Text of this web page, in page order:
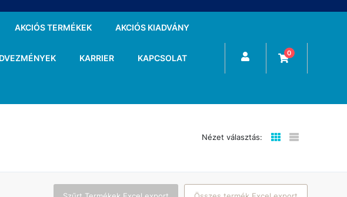
AKCIÓS TERMÉKEK AKCIÓS KIADVÁNY
KARRIER KAPCSOLAT
0
Nézet választás: